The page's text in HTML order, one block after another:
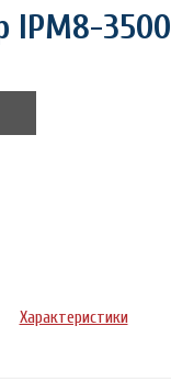
IPM8-3500
Характеристики